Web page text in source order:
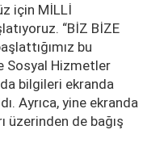
için MİLLİ
“BİZ BİZE
bu
Sosyal Hizmetler
bilgileri ekranda
Ayrıca, yine ekranda
üzerinden de bağış